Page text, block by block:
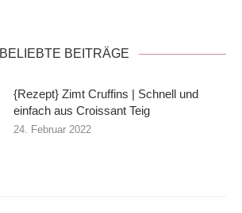
BELIEBTE BEITRÄGE
{Rezept} Zimt Cruffins | Schnell und
einfach aus Croissant Teig
24. Februar 2022